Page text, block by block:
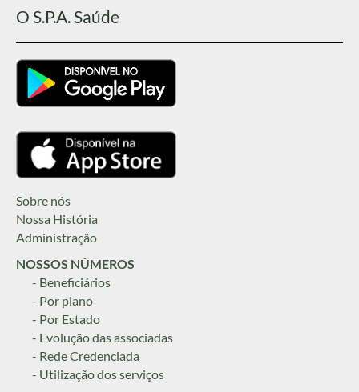
O S.P.A. Saúde
Sobre nós
Nossa História
Administração
NOSSOS NÚMEROS
- Beneficiários
- Por plano
- Por Estado
- Evolução das associadas
- Rede Credenciada
- Utilização dos serviços